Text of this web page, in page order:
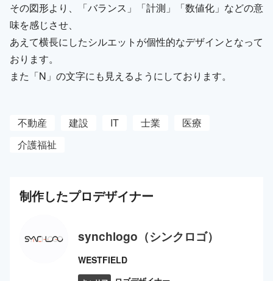
その図形より、「バランス」「計測」「数値化」などの意
味を感じさせ、
あえて横長にしたシルエットが個性的なデザインとなって
おります。
また「N」の文字にも見えるようにしております。
不動産 建設 IT 士業
医療
介護福祉
制作したプロデザイナー
synchlogo（シンクロゴ）
WESTFIELD